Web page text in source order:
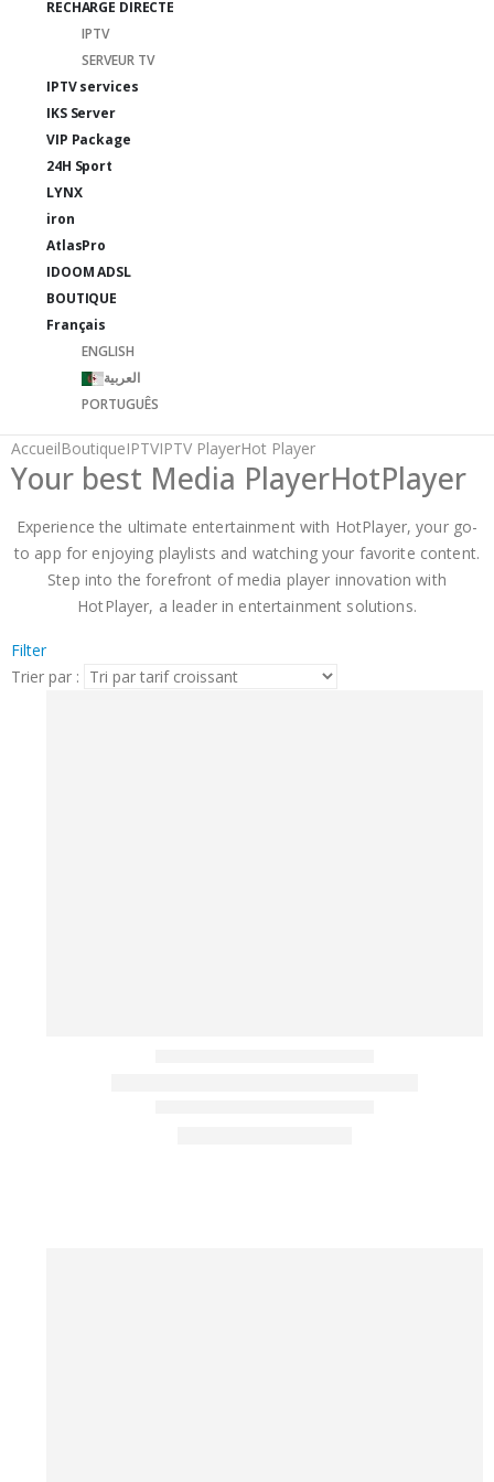
RECHARGE DIRECTE
IPTV
SERVEUR TV
IPTV services
IKS Server
VIP Package
24H Sport
LYNX
iron
AtlasPro
IDOOM ADSL
BOUTIQUE
Français
ENGLISH
العربية
PORTUGUÊS
AccueilBoutiqueIPTVIPTV PlayerHot Player
Your best Media PlayerHotPlayer
Experience the ultimate entertainment with HotPlayer, your go-
to app for enjoying playlists and watching your favorite content.
Step into the forefront of media player innovation with
HotPlayer, a leader in entertainment solutions.
Filter
Trier par :